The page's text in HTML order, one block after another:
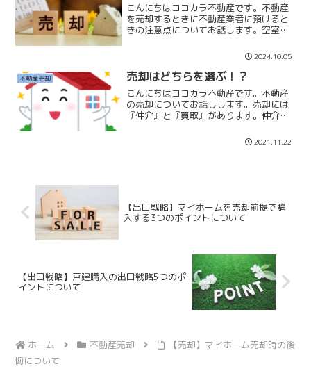
こんにちはココカラ不動産です。不動産
を売却するときに不動産業者に預けると
きの注意点についてお話します。空室の
ときに預けた不動産業者が「立ち会い」
をしてくれるのかどうかを確認してから
依頼しましょう。立ち会い...
2024.10.05
不動産売却 売却はどちらを選ぶ！？
こんにちはココカラ不動産です。不動産
の売却についてお話しします。売却には
『仲介』と『買取』があります。仲介と
て一般のお客様に販売いたします。相場
に近い価格で販売することが可能です。
2021.11.22
【出口戦略】マイホームを売却前提で購
入する3つのポイントについて
【出口戦略】戸建購入の出口戦略5つのポ
イントについて
ホーム 不動産売却
【売却】マイホーム売却時の後
悔について